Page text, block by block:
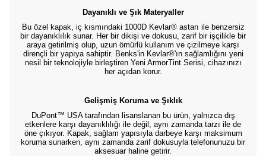
Dayanıklı ve Şık Materyaller
Bu özel kapak, iç kısmındaki 1000D Kevlar® astarı ile benzersiz
bir dayanıklılık sunar. Her bir dikişi ve dokusu, zarif bir işçilikle bir
araya getirilmiş olup, uzun ömürlü kullanım ve çizilmeye karşı
dirençli bir yapıya sahiptir. Benks'in Kevlar®'ın sağlamlığını yeni
nesil bir teknolojiyle birleştiren Yeni ArmorTint Serisi, cihazınızı
her açıdan korur.
Gelişmiş Koruma ve Şıklık
DuPont™ USA tarafından lisanslanan bu ürün, yalnızca dış
etkenlere karşı dayanıklılığı ile değil, aynı zamanda tarzı ile de
öne çıkıyor. Kapak, sağlam yapısıyla darbeye karşı maksimum
koruma sunarken, aynı zamanda zarif dokusuyla telefonunuzu bir
aksesuar haline getirir.